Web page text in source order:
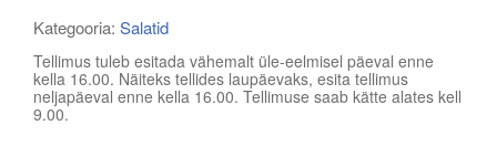
Kategooria: Salatid
Tellimus tuleb esitada vähemalt üle-eelmisel päeval enne
kella 16.00. Näiteks tellides laupäevaks, esita tellimus
neljapäeval enne kella 16.00. Tellimuse saab kätte alates kell
9.00.